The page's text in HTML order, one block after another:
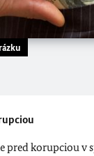
pred korupciou v